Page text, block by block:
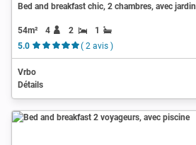
Bed and breakfast chic, 2 chambres, avec jardin
54m² 4 2
1
5.0
( 2 avis )
Vrbo
Détails